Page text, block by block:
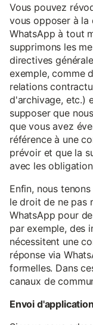
Vous pouvez
vous opposer à la
WhatsApp à tout
supprimons les
directives
exemple, comme
relations
d'archivage, etc.)
supposer que
que vous avez
référence à une
prévoir et que la
avec les
Enfin, nous
le droit de ne pas
WhatsApp pour
par exemple, des
nécessitent une
réponse via
formelles. Dans
canaux de
Envoi